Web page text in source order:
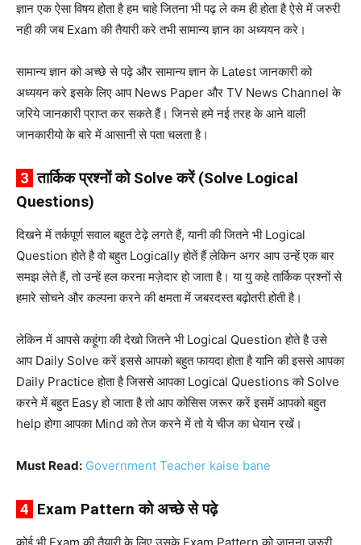
ज्ञान एक ऐसा विषय होता है हम चाहे जितना भी पढ़ ले कम ही होता है ऐसे में जरुरी
नही की जब Exam की तैयारी करे तभी सामान्य ज्ञान का अध्ययन करे।
सामान्य ज्ञान को अच्छे से पढ़े और सामान्य ज्ञान के Latest जानकारी को
अध्ययन करे इसके लिए आप News Paper और TV News Channel के
जरिये जानकारी प्राप्त कर सकते हैं। जिनसे हमे नई तरह के आने वाली
जानकारीयो के बारे में आसानी से पता चलता है।
3 तार्किक प्रश्नों को Solve करें (Solve Logical
Questions)
दिखने में तर्कपूर्ण सवाल बहुत टेढ़े लगते हैं, यानी की जितने भी Logical
Question होते है वो बहुत Logically होतें हैं लेकिन अगर आप उन्हें एक बार
समझ लेते हैं, तो उन्हें हल करना मज़ेदार हो जाता है। या यु कहे तार्किक प्रश्नों से
हमारे सोचने और कल्पना करने की क्षमता में जबरदस्त बढ़ोतरी होती है।
लेकिन में आपसे कहूंगा की देखो जितने भी Logical Question होते है उसे
आप Daily Solve करें इससे आपको बहुत फायदा होता है यानि की इससे आपका
Daily Practice होता है जिससे आपका Logical Questions को Solve
करने में बहुत Easy हो जाता है तो आप कोसिस जरूर करें इसमें आपको बहुत
help होगा आपका Mind को तेज करने में तो ये चीज का धेयान रखें।
Must Read: Government Teacher kaise bane
4 Exam Pattern को अच्छे से पढ़े